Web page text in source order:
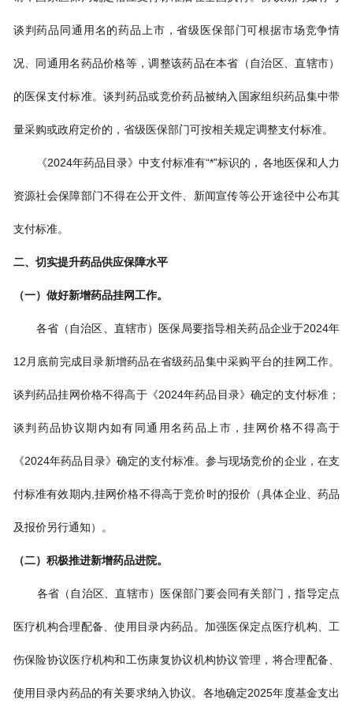
谈判药品同通用名的药品上市，省级医保部门可根据市场竞争情
况、同通用名药品价格等，调整该药品在本省（自治区、直辖市）
的医保支付标准。谈判药品或竞价药品被纳入国家组织药品集中带
量采购或政府定价的，省级医保部门可按相关规定调整支付标准。
《2024年药品目录》中支付标准有“*”标识的，各地医保和人力
资源社会保障部门不得在公开文件、新闻宣传等公开途径中公布其
支付标准。
二、切实提升药品供应保障水平
（一）做好新增药品挂网工作。
各省（自治区、直辖市）医保局要指导相关药品企业于2024年
12月底前完成目录新增药品在省级药品集中采购平台的挂网工作。
谈判药品挂网价格不得高于《2024年药品目录》确定的支付标准；
谈判药品协议期内如有同通用名药品上市，挂网价格不得高于
《2024年药品目录》确定的支付标准。参与现场竞价的企业，在支
付标准有效期内,挂网价格不得高于竞价时的报价（具体企业、药品
及报价另行通知）。
（二）积极推进新增药品进院。
各省（自治区、直辖市）医保部门要会同有关部门，指导定点
医疗机构合理配备、使用目录内药品。加强医保定点医疗机构、工
伤保险协议医疗机构和工伤康复协议机构协议管理，将合理配备、
使用目录内药品的有关要求纳入协议。各地确定2025年度基金支出